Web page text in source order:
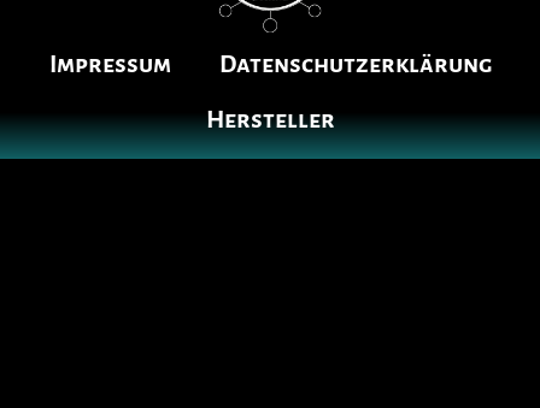
Impressum Datenschutzerklärung
Hersteller